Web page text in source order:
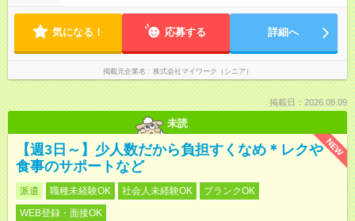
気になる！ 応募する 詳細へ
掲載元企業名 株式会社マイワーク（シニア）
掲載日：2026.08.09
未読
NEW
【週3日～】少人数だから負担すくなめ＊レクや
食事のサポートなど
派遣 職種未経験OK 社会人未経験OK
ブランクOK
WEB登録・面接OK